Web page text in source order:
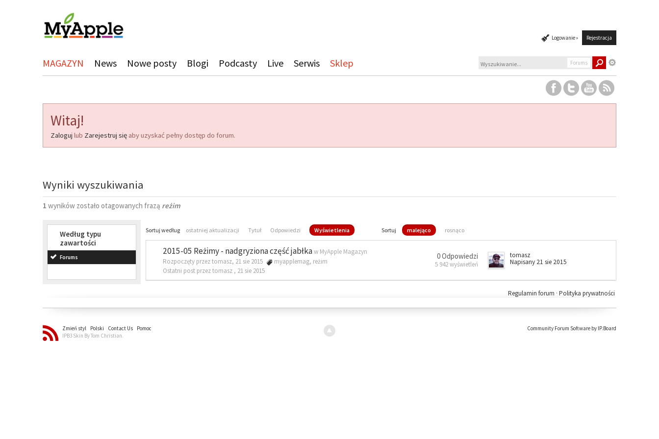
Logowanie » Rejestracja
MAGAZYN News Nowe posty Blogi Podcasty Live Serwis Sklep Forums
Witaj!
Zaloguj lub Zarejestruj się aby uzyskać pełny dostęp do forum.
Wyniki wyszukiwania
1 wyników zostało otagowanych frazą reżim
Według typu
zawartości
Forums
Sortuj według ostatniej aktualizacji Tytuł Odpowiedzi Wyświetlenia Sortuj malejąco rosnąco
2015-05 Reżimy - nadgryziona część jabłkaw MyApple Magazyn
Rozpoczęty przez tomasz, 21 sie 2015
myapplemag, reżim
Ostatni post przez tomasz , 21 sie 2015
0 Odpowiedzi
5 942 wyświetleń
tomasz
Napisany 21 sie 2015
Polityka prywatności
Regulamin forum ·
Zmień styl Polski Contact Us
Pomoc
IPB3 Skin By Tom Christian.
Community Forum Software by IP.Board